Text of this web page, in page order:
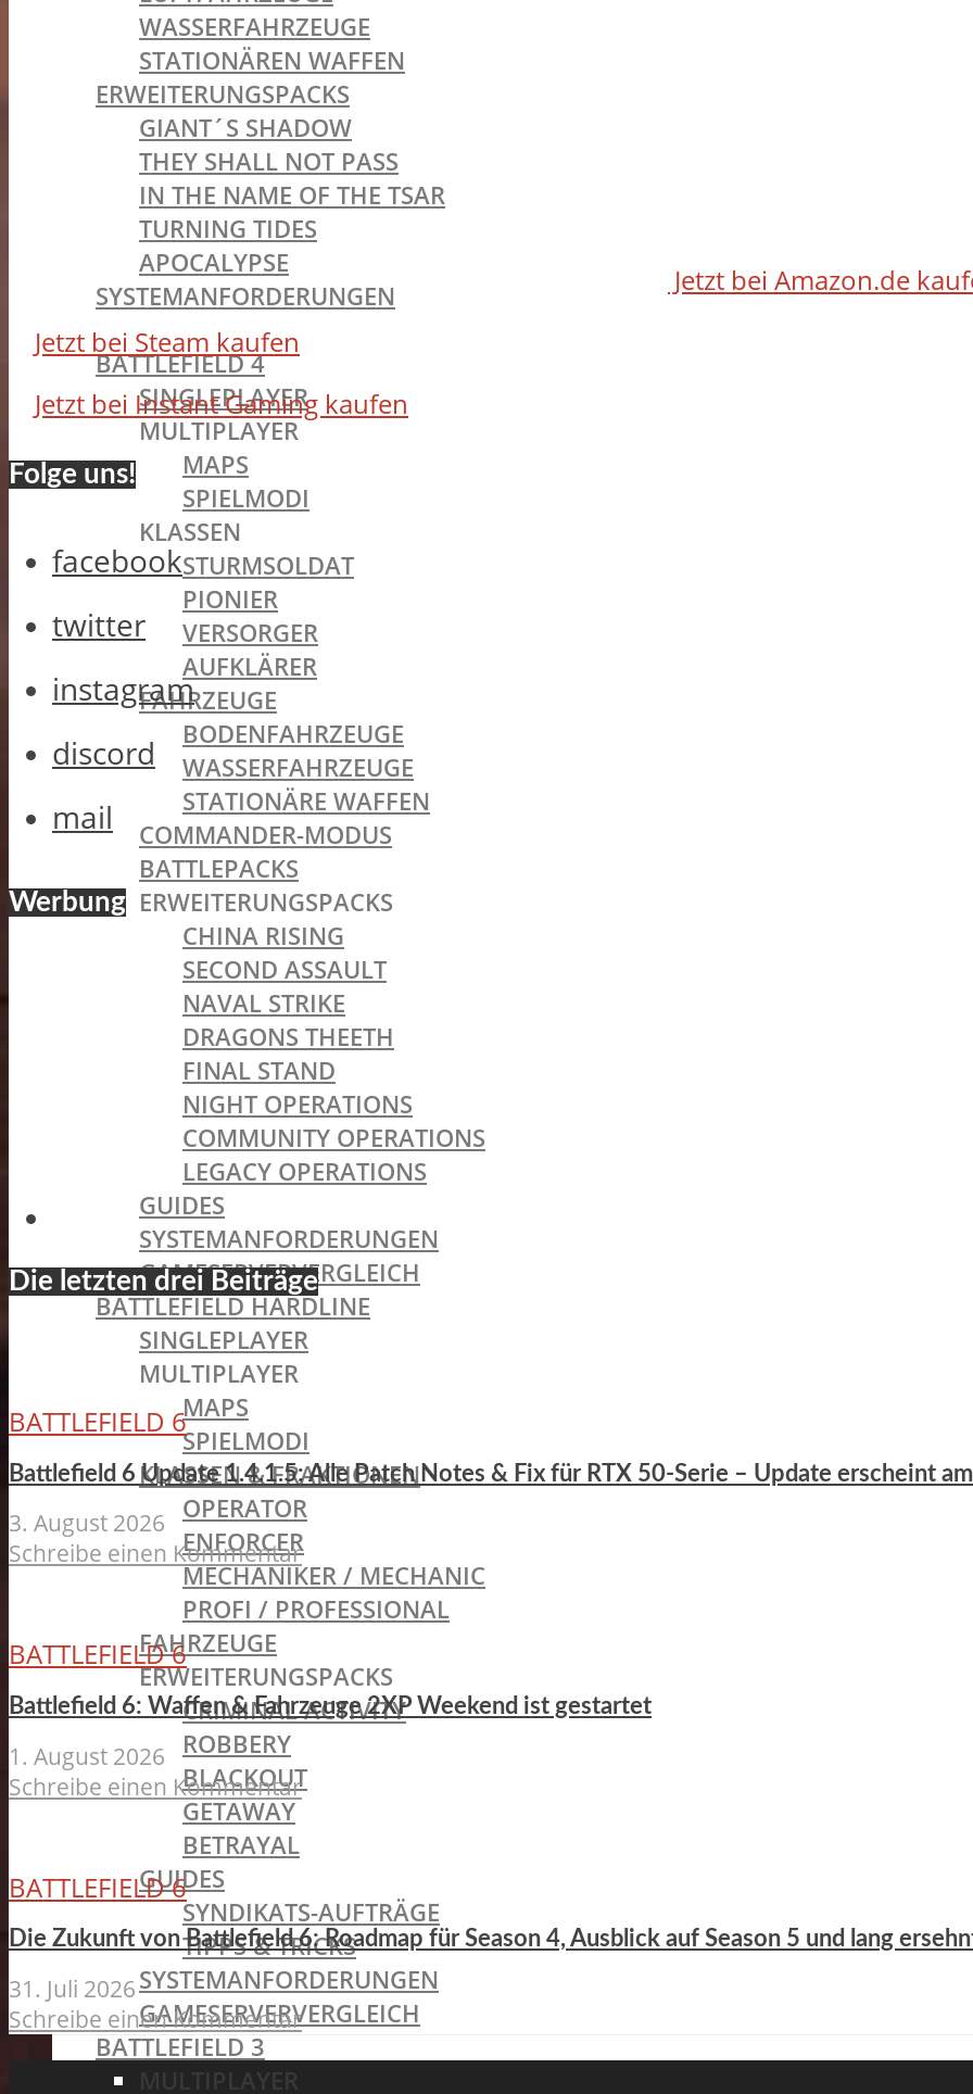
WASSERFAHRZEUGE
STATIONÄREN WAFFEN
ERWEITERUNGSPACKS
GIANT´S SHADOW
THEY SHALL NOT PASS
IN THE NAME OF THE TSAR
TURNING TIDES
APOCALYPSE
SYSTEMANFORDERUNGEN
BATTLEFIELD OLDIES
BATTLEFIELD 4
SINGLEPLAYER
MULTIPLAYER
MAPS
SPIELMODI
KLASSEN
STURMSOLDAT
PIONIER
VERSORGER
AUFKLÄRER
FAHRZEUGE
BODENFAHRZEUGE
WASSERFAHRZEUGE
STATIONÄRE WAFFEN
COMMANDER-MODUS
BATTLEPACKS
ERWEITERUNGSPACKS
CHINA RISING
SECOND ASSAULT
NAVAL STRIKE
DRAGONS THEETH
FINAL STAND
NIGHT OPERATIONS
COMMUNITY OPERATIONS
LEGACY OPERATIONS
GUIDES
SYSTEMANFORDERUNGEN
GAMESERVERVERGLEICH
BATTLEFIELD HARDLINE
SINGLEPLAYER
MULTIPLAYER
MAPS
SPIELMODI
KLASSEN & FRAKTIONEN
OPERATOR
ENFORCER
MECHANIKER / MECHANIC
PROFI / PROFESSIONAL
FAHRZEUGE
ERWEITERUNGSPACKS
CRIMINAL ACTIVITY
ROBBERY
BLACKOUT
GETAWAY
BETRAYAL
GUIDES
SYNDIKATS-AUFTRÄGE
TIPPS & TRICKS
SYSTEMANFORDERUNGEN
GAMESERVERVERGLEICH
BATTLEFIELD 3
Jetzt bei Amazon.de
Jetzt bei Steam kaufen
Jetzt bei Instant Gaming kaufen
Folge uns!
facebook
twitter
instagram
discord
mail
Werbung
Die letzten drei Beiträge
BATTLEFIELD 6
Battlefield 6 Update 1.4.1.5: Alle Patch Notes & Fix für RTX 50-Serie – Update erscheint
3. August 2026
Schreibe einen Kommentar
BATTLEFIELD 6
Battlefield 6: Waffen & Fahrzeuge 2XP Weekend ist gestartet
1. August 2026
Schreibe einen Kommentar
BATTLEFIELD 6
Die Zukunft von Battlefield 6: Roadmap für Season 4, Ausblick auf Season 5 und lang
31. Juli 2026
Schreibe einen Kommentar